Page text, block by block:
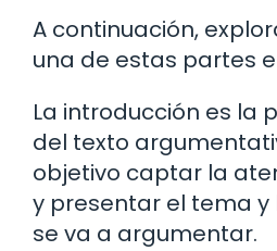
A continuación,
una de estas partes
La introducción es la
del texto
objetivo captar la
y presentar el tema
se va a argumentar.